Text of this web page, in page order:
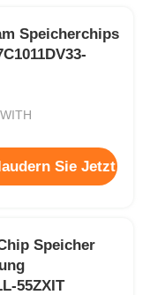
Speicherchips
Sie Jetzt
Speicher
55ZXIT